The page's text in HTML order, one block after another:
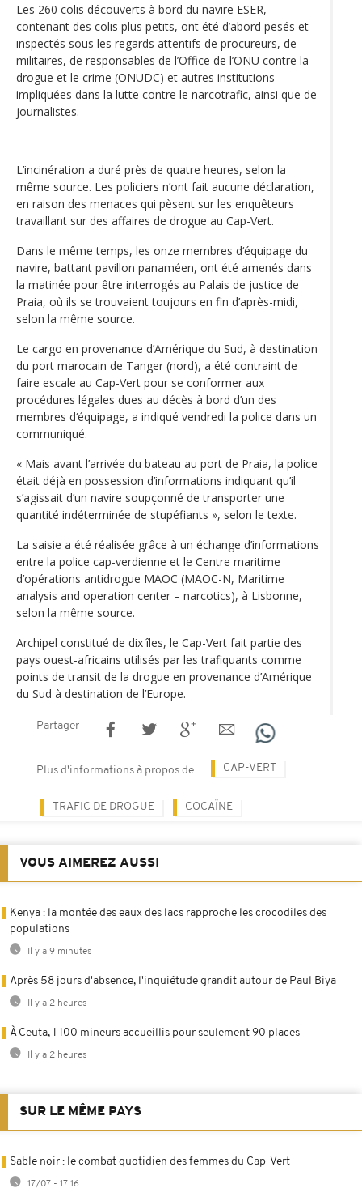
Les 260 colis découverts à bord du navire ESER,
contenant des colis plus petits, ont été d’abord pesés et
inspectés sous les regards attentifs de procureurs, de
militaires, de responsables de l’Office de l’ONU contre la
drogue et le crime (ONUDC) et autres institutions
impliquées dans la lutte contre le narcotrafic, ainsi que de
journalistes.
L’incinération a duré près de quatre heures, selon la
même source. Les policiers n’ont fait aucune déclaration,
en raison des menaces qui pèsent sur les enquêteurs
travaillant sur des affaires de drogue au Cap-Vert.
Dans le même temps, les onze membres d‘équipage du
navire, battant pavillon panaméen, ont été amenés dans
la matinée pour être interrogés au Palais de justice de
Praia, où ils se trouvaient toujours en fin d’après-midi,
selon la même source.
Le cargo en provenance d’Amérique du Sud, à destination
du port marocain de Tanger (nord), a été contraint de
faire escale au Cap-Vert pour se conformer aux
procédures légales dues au décès à bord d’un des
membres d‘équipage, a indiqué vendredi la police dans un
communiqué.
« Mais avant l’arrivée du bateau au port de Praia, la police
était déjà en possession d’informations indiquant qu’il
s’agissait d’un navire soupçonné de transporter une
quantité indéterminée de stupéfiants », selon le texte.
La saisie a été réalisée grâce à un échange d’informations
entre la police cap-verdienne et le Centre maritime
d’opérations antidrogue MAOC (MAOC-N, Maritime
analysis and operation center – narcotics), à Lisbonne,
selon la même source.
Archipel constitué de dix îles, le Cap-Vert fait partie des
pays ouest-africains utilisés par les trafiquants comme
points de transit de la drogue en provenance d’Amérique
du Sud à destination de l’Europe.
Partager
Plus d'informations à propos de CAP-VERT
TRAFIC DE DROGUE COCAÏNE
VOUS AIMEREZ AUSSI
Kenya : la montée des eaux des lacs rapproche les crocodiles des
populations
Il y a 9 minutes
Après 58 jours d'absence, l'inquiétude grandit autour de Paul Biya
Il y a 2 heures
À Ceuta, 1 100 mineurs accueillis pour seulement 90 places
Il y a 2 heures
SUR LE MÊME PAYS
Sable noir : le combat quotidien des femmes du Cap-Vert
17/07 - 17:16